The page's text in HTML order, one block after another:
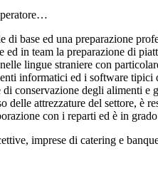
di base ed una preparazione
ed in team la preparazione di
lingue straniere con
informatici ed i software tipici
conservazione degli alimenti e
delle attrezzature del settore, è
con i reparti ed è in
imprese di catering e